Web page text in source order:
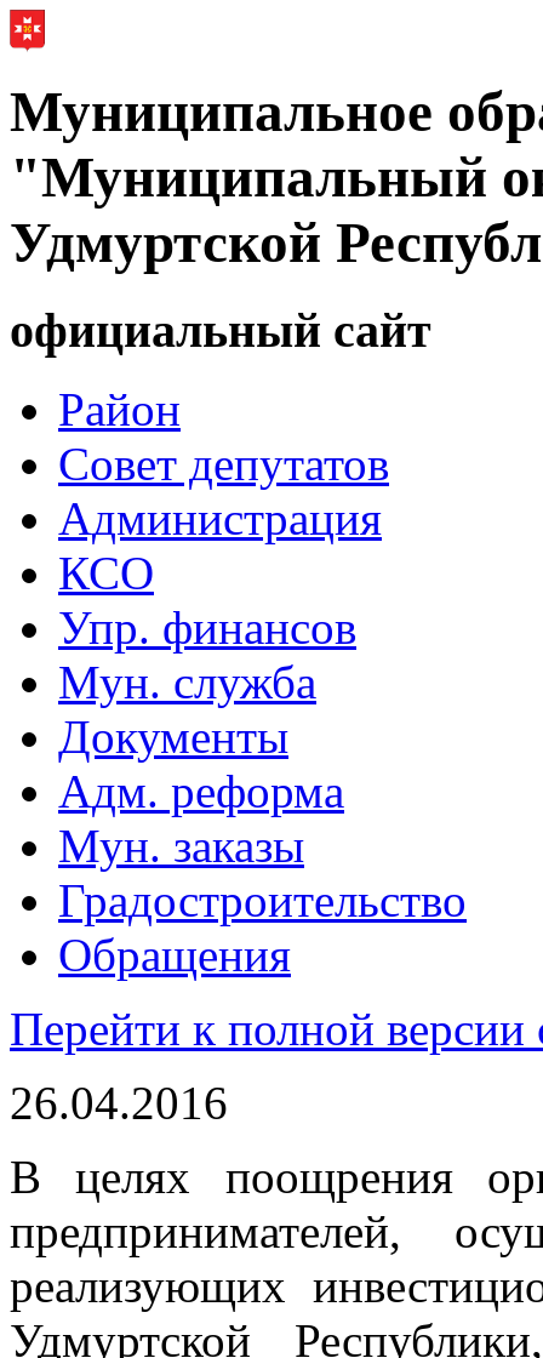
Муниципальное
"Муниципальный
Удмуртской
официальный сайт
Район
Совет депутатов
Администрация
КСО
Упр. финансов
Мун. служба
Документы
Адм. реформа
Мун. заказы
Градостроительство
Обращения
Перейти к полной версии
26.04.2016
В целях поощрения
предпринимателей,
реализующих
Удмуртской